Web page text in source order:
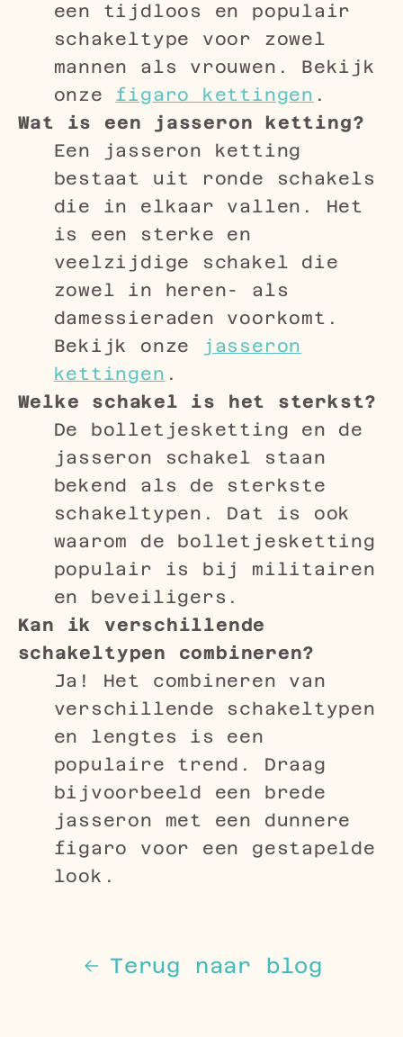
een tijdloos en populair
schakeltype voor zowel
mannen als vrouwen. Bekijk
onze figaro kettingen .
Wat is een jasseron ketting?
Een jasseron ketting
bestaat uit ronde schakels
die in elkaar vallen. Het
is een sterke en
veelzijdige schakel die
zowel in heren- als
damessieraden voorkomt.
Bekijk onze
jasseron
kettingen .
Welke schakel is het sterkst?
De bolletjesketting en de
jasseron schakel staan
bekend als de sterkste
schakeltypen. Dat is ook
waarom de bolletjesketting
populair is bij militairen
en beveiligers.
Kan ik verschillende
schakeltypen combineren?
Ja! Het combineren van
verschillende schakeltypen
en lengtes is een
populaire trend. Draag
bijvoorbeeld een brede
jasseron met een dunnere
figaro voor een gestapelde
look.
Terug naar blog